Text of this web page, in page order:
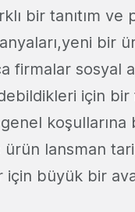
bir tanıtım ve
bir
firmalar sosyal
için bir
ürün lansman
için büyük bir